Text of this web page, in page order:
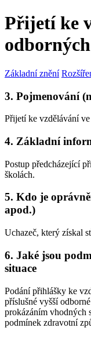
Přijetí ke
Základní znění
3. Pojmenování
Přijetí ke vzdělávání
4. Základní
Postup předcházející
školách.
5. Kdo je
apod.)
Uchazeč, který získal
6. Jaké jsou
situace
Podání přihlášky ke
příslušné vyšší
prokázáním vhodných
podmínek zdravotní